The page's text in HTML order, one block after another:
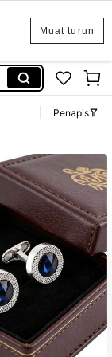
Muat turun
Penapis